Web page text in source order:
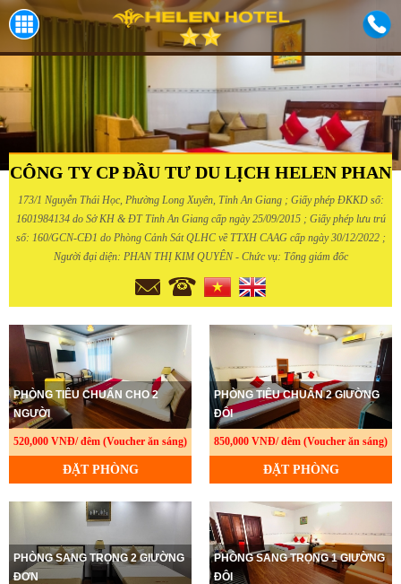
CÔNG TY CP ĐẦU TƯ DU LỊCH HELEN PHAN
173/1 Nguyễn Thái Học, Phường Long Xuyên, Tỉnh An Giang ; Giấy phép ĐKKD số:
1601984134 do Sở KH & ĐT Tỉnh An Giang cấp ngày 25/09/2015 ; Giấy phép lưu trú
số: 160/GCN-CĐ1 do Phòng Cảnh Sát QLHC về TTXH CAAG cấp ngày 30/12/2022 ;
Người đại diện: PHAN THỊ KIM QUYÊN - Chức vụ: Tổng giám đốc
PHÒNG TIÊU CHUẨN CHO 2
NGƯỜI
520,000 VNĐ/ đêm (Voucher ăn sáng)
ĐẶT PHÒNG
PHÒNG TIÊU CHUẨN 2 GIƯỜNG
ĐÔI
850,000 VNĐ/ đêm (Voucher ăn sáng)
ĐẶT PHÒNG
PHÒNG SANG TRỌNG 2 GIƯỜNG
ĐƠN
PHÒNG SANG TRỌNG 1 GIƯỜNG
ĐÔI